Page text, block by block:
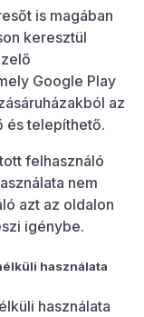
is magában
keresztül
Google Play
az
és telepíthető.
felhasználó
nem
azt az oldalon
igénybe.
használata
használata